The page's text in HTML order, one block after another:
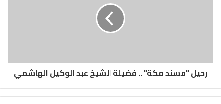
رحيل "مسند مكة" .. فضيلة الشيخ عبد الوكيل الهاشمي